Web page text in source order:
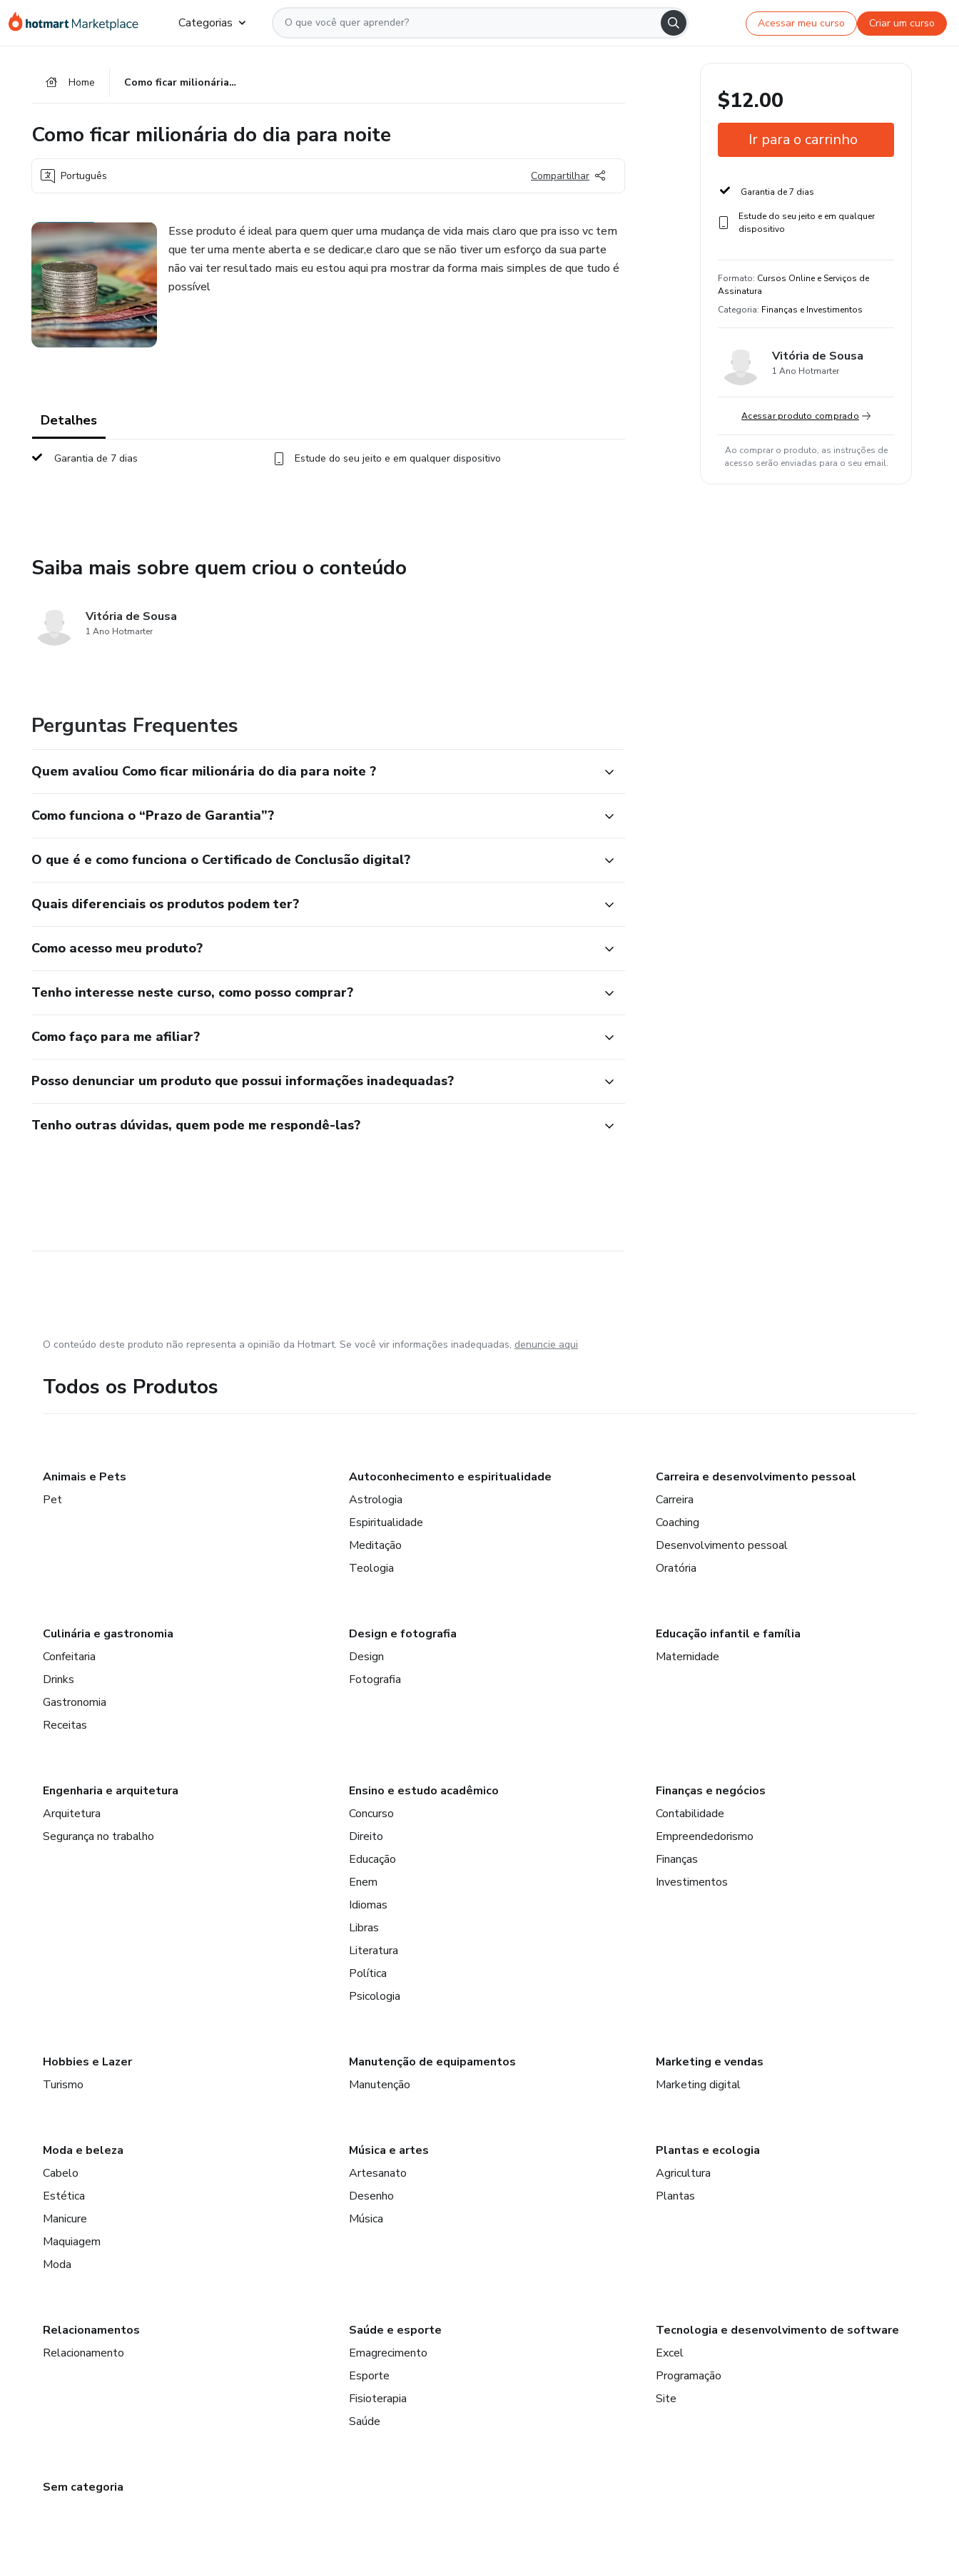
para
para
para
Categorias Acessar meu curso Criar um curso
Home Como ficar milionária do dia para noite
Como ficar milionária do dia para noite
Português Compartilhar
Esse produto é ideal para quem quer uma mudança de vida mais claro que pra isso vc tem
que ter uma mente aberta e se dedicar,e claro que se não tiver um esforço da sua parte
não vai ter resultado mais eu estou aqui pra mostrar da forma mais simples de que tudo é
possível
Detalhes
Garantia de 7 dias Estude do seu jeito e em qualquer dispositivo
Saiba mais sobre quem criou o conteúdo
Vitória de Sousa
1 Ano Hotmarter
Perguntas Frequentes
Quem avaliou Como ficar milionária do dia para noite ?
Como funciona o “Prazo de Garantia”?
O que é e como funciona o Certificado de Conclusão digital?
Quais diferenciais os produtos podem ter?
Como acesso meu produto?
Tenho interesse neste curso, como posso comprar?
Como faço para me afiliar?
Posso denunciar um produto que possui informações inadequadas?
Tenho outras dúvidas, quem pode me respondê-las?
$12.00
Ir para o carrinho
Garantia de 7 dias
Estude do seu jeito e em qualquer
dispositivo
Formato: Cursos Online e Serviços de
Assinatura
Categoria: Finanças e Investimentos
Vitória de Sousa
1 Ano Hotmarter
Acessar produto comprado
Ao comprar o produto, as instruções de
acesso serão enviadas para o seu email.
O conteúdo deste produto não representa a opinião da Hotmart. Se você vir informações inadequadas, denuncie aqui
Todos os Produtos
Animais e Pets
Pet
Autoconhecimento e espiritualidade
Astrologia
Espiritualidade
Meditação
Teologia
Carreira e desenvolvimento pessoal
Carreira
Coaching
Desenvolvimento pessoal
Oratória
Culinária e gastronomia
Confeitaria
Drinks
Gastronomia
Receitas
Design e fotografia
Design
Fotografia
Educação infantil e família
Maternidade
Engenharia e arquitetura
Arquitetura
Segurança no trabalho
Ensino e estudo acadêmico
Concurso
Direito
Educação
Enem
Idiomas
Libras
Literatura
Política
Psicologia
Finanças e negócios
Contabilidade
Empreendedorismo
Finanças
Investimentos
Hobbies e Lazer
Turismo
Manutenção de equipamentos
Manutenção
Marketing e vendas
Marketing digital
Moda e beleza
Cabelo
Estética
Manicure
Maquiagem
Moda
Música e artes
Artesanato
Desenho
Música
Plantas e ecologia
Agricultura
Plantas
Relacionamentos
Relacionamento
Saúde e esporte
Emagrecimento
Esporte
Fisioterapia
Saúde
Tecnologia e desenvolvimento de software
Excel
Programação
Site
Sem categoria